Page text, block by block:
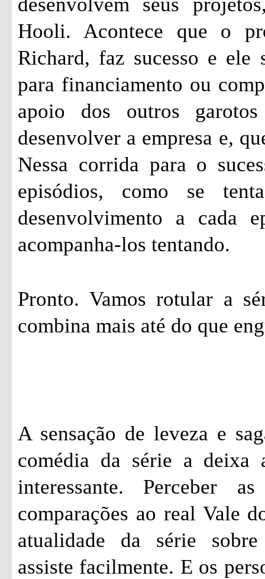
Hooli. Acontece que o
Richard, faz sucesso e ele
para financiamento ou
apoio dos outros
desenvolver a empresa e,
Nessa corrida para o
episódios, como se
desenvolvimento a cada
acompanha-los tentando.
Pronto. Vamos rotular a
combina mais até do que
A sensação de leveza e
comédia da série a deixa
interessante. Perceber
comparações ao real Vale
atualidade da série
assiste facilmente. E os